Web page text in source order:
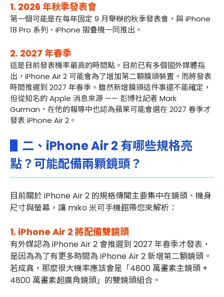
1. 2026 年秋季發表會
第一個可能是在每年固定 9 月舉辦的秋季發表會，與 iPhone
18 Pro 系列、iPhone 摺疊機一同推出。
2. 2027 年春季
這是目前發表機率最高的時間點。目前已有多個國外媒體指
出，iPhone Air 2 可能會為了增加第二顆鏡頭裝置，而將發表
時間推遲到 2027 年春季。雖然新增鏡頭這件事還不能確定，
但從知名的 Apple 消息來源 —— 彭博社記者 Mark
Gurman，在他的報導中也認為蘋果可能會選在 2027 春季才
發表 iPhone Air 2。
▋二、iPhone Air 2 有哪些規格亮
點？可能配備兩顆鏡頭？
目前關於 iPhone Air 2 的規格傳聞主要集中在鏡頭、機身
尺寸與螢幕，讓 miko 米可手機館帶您來解析：
1. iPhone Air 2 將配備雙鏡頭
有外媒認為 iPhone Air 2 會推遲到 2027 年春季才發表，
是因為為了有更多時間為 iPhone Air 2 新增第二顆鏡頭。
若成真，那麼很大機率應該會是「4800 萬畫素主鏡頭 +
4800 萬畫素超廣角鏡頭」的雙鏡頭組合。